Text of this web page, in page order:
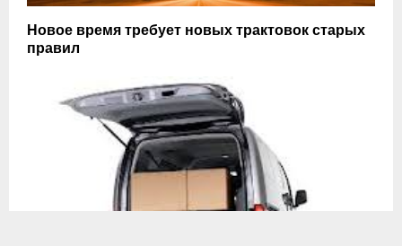
Новое время требует новых трактовок старых
правил